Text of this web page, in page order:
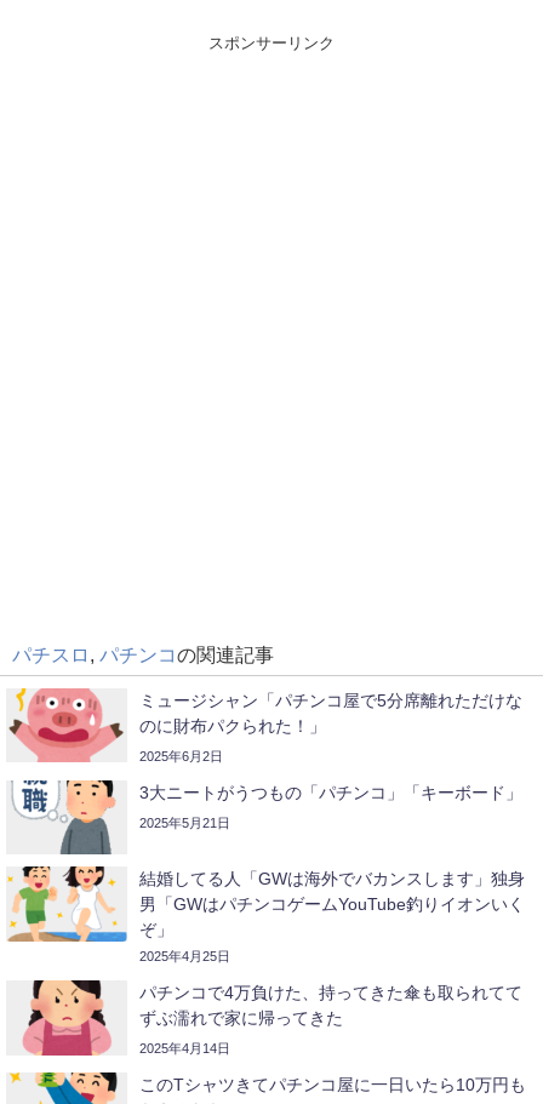
スポンサーリンク
パチスロ パチンコの関連記事
ミュージシャン「パチンコ屋で5分席離れただけな
のに財布パクられた！」
2025年6月2日
3大ニートがうつもの「パチンコ」「キーボード」
2025年5月21日
結婚してる人「GWは海外でバカンスします」独身
男「GWはパチンコゲームYouTube釣りイオンいく
ぞ」
2025年4月25日
パチンコで4万負けた、持ってきた傘も取られてて
ずぶ濡れで家に帰ってきた
2025年4月14日
このTシャツきてパチンコ屋に一日いたら10万円も